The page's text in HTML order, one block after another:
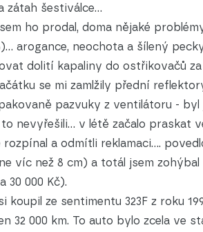
zátah šestiválce...
ho prodal, doma nějaké
arogance, neochota a šílený
dolití kapaliny do ostřikovačů za
se mi zamlžily přední
pazvuky z ventilátoru -
nevyřešili... v létě začalo praskat
a odmítli reklamaci....
víc než 8 cm) a totál jsem
30 000 Kč).
koupil ze sentimentu 323F z roku
32 000 km. To auto bylo zcela ve